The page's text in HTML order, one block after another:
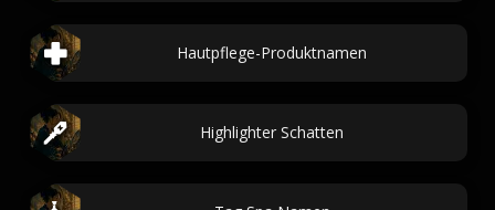
Hautpflege-Produktnamen
Highlighter Schatten